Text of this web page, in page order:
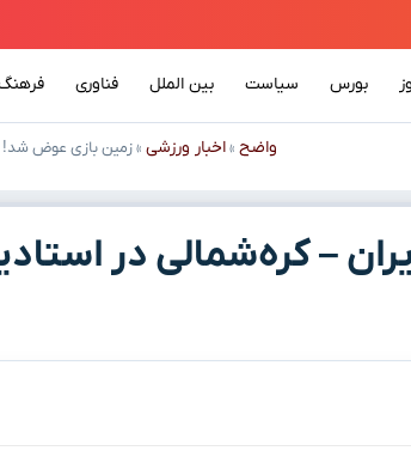
بورس سیاست بین الملل فناوری
واضح »اخبار ورزشی »زمین بازی عوض شد!
– کره‌شمالی در